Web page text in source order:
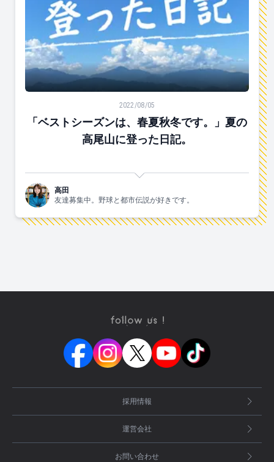
「ベストシーズンは、春夏秋冬です。」夏の高尾山に登
2022/08/05
「ベストシーズンは、春夏秋冬です。」夏の
高尾山に登った日記。
高田
友達募集中。野球と都市伝説が好きです。
採用情報
運営会社
お問い合わせ